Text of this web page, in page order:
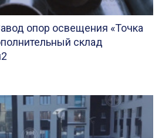
опор освещения «Точка
склад